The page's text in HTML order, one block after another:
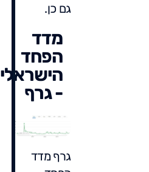
גם כן.
מדד
הפחד
הישראלי
- גרף
גרף מדד